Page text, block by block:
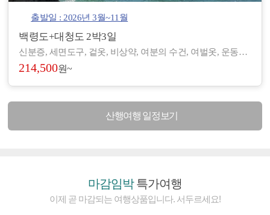
출발일 : 2026년 3월~11월
백령도+대청도 2박3일
신분증, 세면도구, 겉옷, 비상약, 여분의 수건, 여벌옷, 운동화, 간편한 복장 등 - 도서/산간 지역으로 숙박 및 편의시설이 열악하여, 세면도구, 헤어드라이기 등이 제공되지 않습니다. (숙소에 따라 헤어드라이기가 비치된 곳도 있습니다.) - 아침/저녁으로 기온차가 있기 때문에 걸칠만한 겉옷을 준비해 주시기 바랍니다. - 장기적으로 복용하고 계신 약이 있으시면, 여유 있게 준비하시기 바랍니다. - 숙소 별로 수건은 하루에 1장씩 제공되나, 여분으로 하나씩 더 챙겨 오시면 좋습니다.
214,500원~
산행여행 일정보기
마감임박특가여행
이제 곧 마감되는 여행상품입니다. 서두르세요!